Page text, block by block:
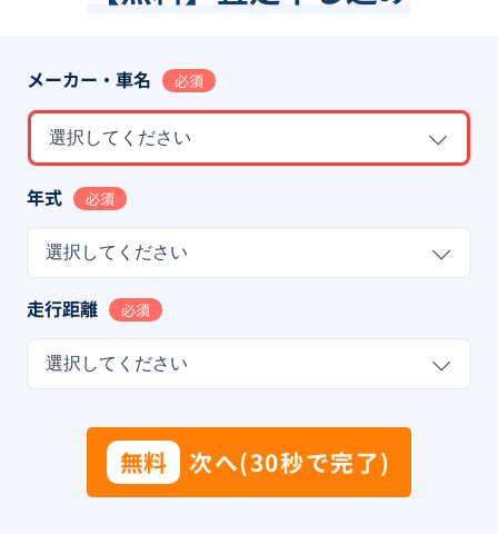
メーカー・車名 必須
選択してください
年式 必須
選択してください
走行距離 必須
選択してください
無料 次へ(30秒で完了)